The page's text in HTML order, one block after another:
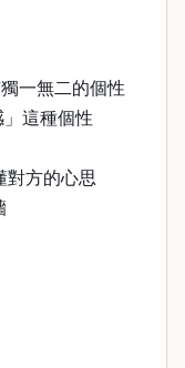
一無二的個性
這種個性
方的心思